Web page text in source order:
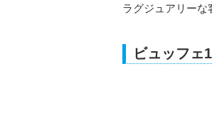
ラグジュアリーな
ビュッフェ